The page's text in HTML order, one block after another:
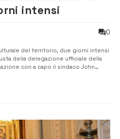
intensi
0
del territorio, due giorni intensi
della delegazione ufficiale della
con a capo il sindaco John
Adami, gli amministratori, il ...